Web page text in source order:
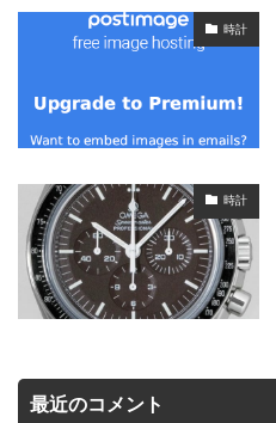
時計
時計
最近のコメント